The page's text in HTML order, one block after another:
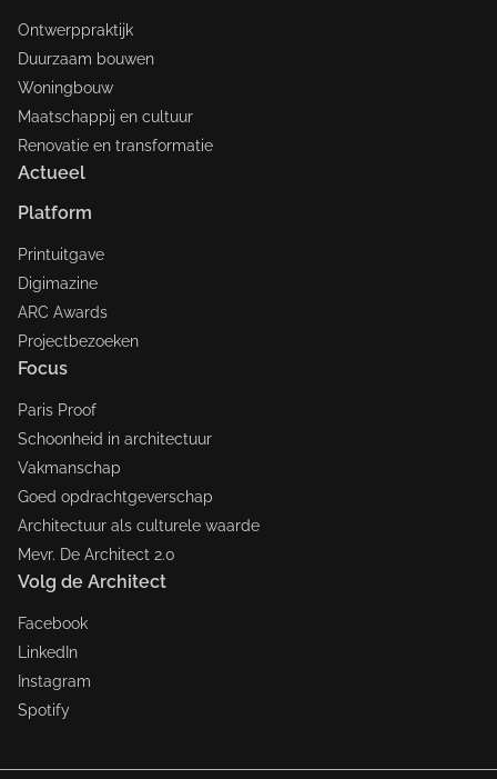
Ontwerppraktijk
Duurzaam bouwen
Woningbouw
Maatschappij en cultuur
Renovatie en transformatie
Actueel
Platform
Printuitgave
Digimazine
ARC Awards
Projectbezoeken
Focus
Paris Proof
Schoonheid in architectuur
Vakmanschap
Goed opdrachtgeverschap
Architectuur als culturele waarde
Mevr. De Architect 2.0
Volg de Architect
Facebook
LinkedIn
Instagram
Spotify